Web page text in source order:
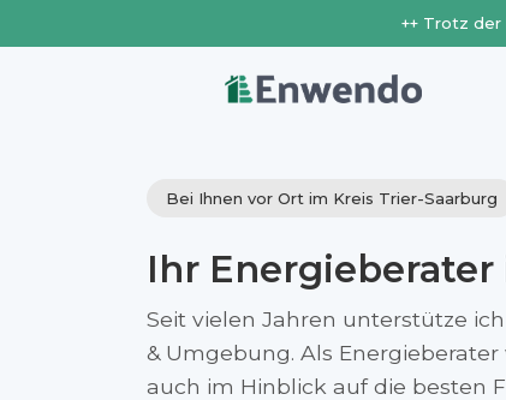
++ Trotz der
Bei Ihnen vor Ort im Kreis Trier-Saarburg
Ihr Energieberater
Seit vielen Jahren unterstütze
& Umgebung. Als
auch im Hinblick auf die besten